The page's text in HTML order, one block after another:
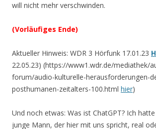
will nicht mehr verschwinden.
(Vorläufiges Ende)
Aktueller Hinweis: WDR 3 Hörfunk 17.01.23
22.05.23) (https://www1.wdr.de/mediathek/
forum/audio-kulturelle-herausforderungen-
posthumanen-zeitalters-100.html hier)
Und noch etwas: Was ist ChatGPT? Ich
junge Mann, der hier mit uns spricht, real